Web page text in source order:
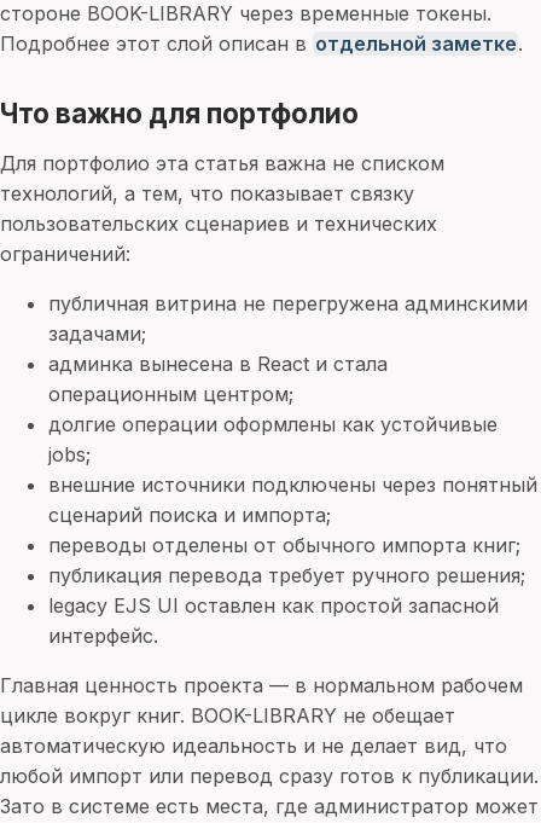
стороне BOOK-LIBRARY через временные токены.
Подробнее этот слой описан в отдельной заметке.
Что важно для портфолио
Для портфолио эта статья важна не списком
технологий, а тем, что показывает связку
пользовательских сценариев и технических
ограничений:
публичная витрина не перегружена админскими
задачами;
админка вынесена в React и стала
операционным центром;
долгие операции оформлены как устойчивые
jobs;
внешние источники подключены через понятный
сценарий поиска и импорта;
переводы отделены от обычного импорта книг;
публикация перевода требует ручного решения;
legacy EJS UI оставлен как простой запасной
интерфейс.
Главная ценность проекта — в нормальном рабочем
цикле вокруг книг. BOOK-LIBRARY не обещает
автоматическую идеальность и не делает вид, что
любой импорт или перевод сразу готов к публикации.
Зато в системе есть места, где администратор может